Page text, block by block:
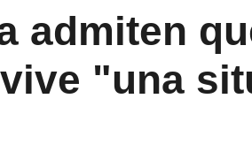
admiten
"una